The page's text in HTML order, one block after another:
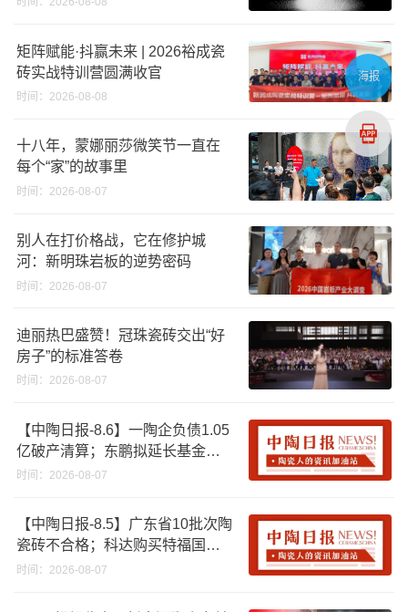
矩阵赋能·抖赢未来 | 2026裕成瓷
砖实战特训营圆满收官
时间：2026-08-08
十八年，蒙娜丽莎微笑节一直在
每个“家”的故事里
时间：2026-08-07
别人在打价格战，它在修护城
河：新明珠岩板的逆势密码
时间：2026-08-07
迪丽热巴盛赞！冠珠瓷砖交出“好
房子”的标准答卷
时间：2026-08-07
【中陶日报-8.6】一陶企负债1.05
亿破产清算；东鹏拟延长基金投
资期限；工信部开展建陶行业能
时间：2026-08-07
【中陶日报-8.5】广东省10批次陶
瓷砖不合格；科达购买特福国际
股份申请未通过；蒙娜丽莎5千万
破18亿元
时间：2026-08-07
海报